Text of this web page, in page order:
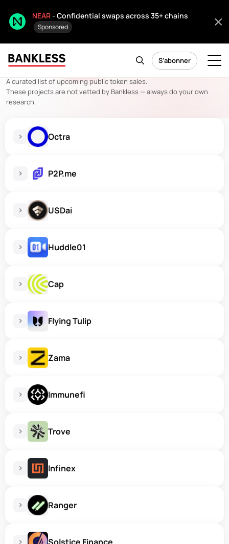
NEAR- Confidential swaps across 35+ chains
Sponsored
S’abonner
ICO Watch
A curated list of upcoming public token sales.
These projects are not vetted by Bankless — always do your own
research.
Octra
P2P.me
USDai
Huddle01
Cap
Flying Tulip
Zama
Immunefi
Trove
Infinex
Ranger
Solstice Finance